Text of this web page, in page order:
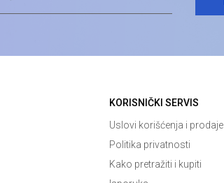
KORISNIČKI SERVIS
Uslovi korišćenja i prodaje
Politika privatnosti
Kako pretražiti i kupiti